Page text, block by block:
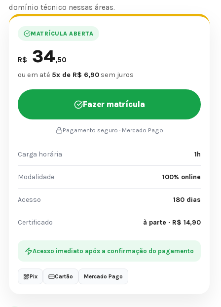
domínio técnico nessas áreas.
MATRÍCULA ABERTA
R$ 34,50
ou em até 5x de R$ 6,90 sem juros
Fazer matrícula
Pagamento seguro · Mercado Pago
Carga horária 1h
Modalidade 100% online
Acesso 180 dias
Certificado à parte · R$ 14,90
Acesso imediato após a confirmação do pagamento
Pix Cartão Mercado Pago